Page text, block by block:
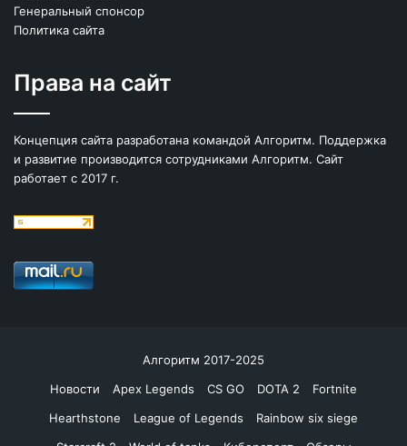
Генеральный спонсор
Политика сайта
Права на сайт
Концепция сайта разработана командой Алгоритм. Поддержка
и развитие производится сотрудниками Алгоритм. Сайт
работает с 2017 г.
Алгоритм 2017-2025
Новости
Apex Legends CS GO DOTA 2
Fortnite
Hearthstone
League of Legends
Rainbow six siege